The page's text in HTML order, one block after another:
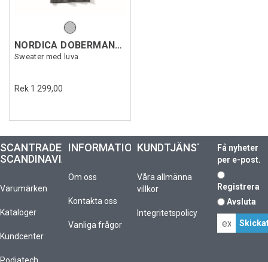
NORDICA DOBERMANN SCUBA
Sweater med luva
Rek 1 299,00
SCANTRADE
SCANDINAVIA
Varumärken
Kataloger
Kundcenter
INFORMATION
Om oss
Kontakta oss
Vanliga frågor
KUNDTJÄNST
Våra allmänna
villkor
Integritetspolicy
Få nyheter
per e-post.
Registrera
Avsluta